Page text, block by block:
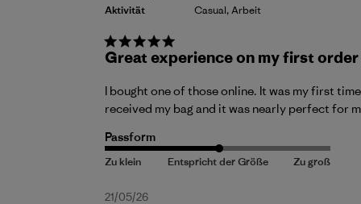
Aktivität
Casual, Arbeit
Great experience on my first order
I bought one of those online. It was my first
received my bag and it was nearly perfect for
Passform
Veröffentlichungsdatum
21/05/26